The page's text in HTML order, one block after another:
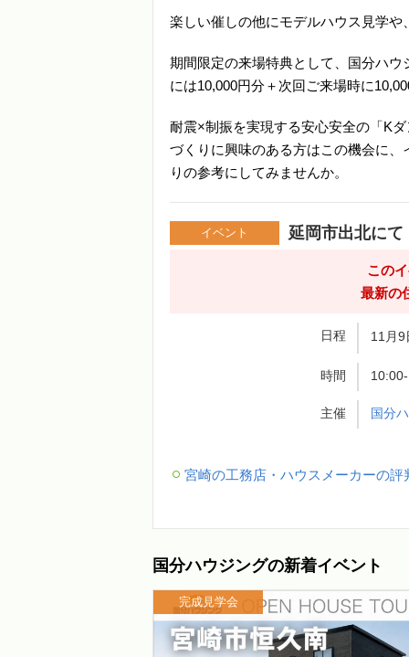
楽しい催しの他にモデルハウス見学
期間限定の来場特典として、国分ハ
には10,000円分＋次回ご来場時に
耐震×制振を実現する安心安全の「K
づくりに興味のある方はこの機会に
りの参考にしてみませんか。
延岡市出北に
この
最新の
日程 11月
時間
主催 国分
イベント
宮崎の工務店・ハウスメーカーの
国分ハウジングの新着イベント
完成見学会